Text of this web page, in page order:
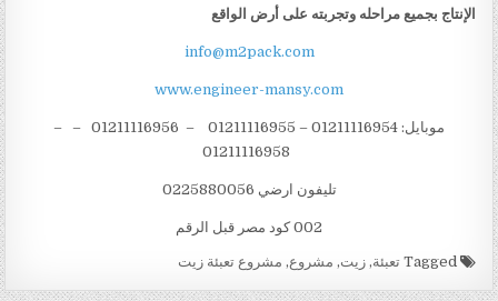
الإنتاج بجميع مراحله وتجربته على أرض الواقع
info@m2pack.com
www.engineer-mansy.com
موبايل: 01211116954 – 01211116955 – 01211116956 – –
تليفون ارضي 0225880056
002 كود مصر قبل الرقم
Tagged تعبئة,زيت, مشروع, مشروع تعبئة زيت